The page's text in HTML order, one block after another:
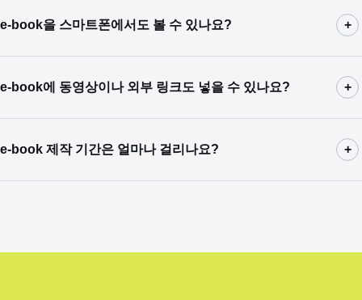
e-book을 스마트폰에서도 볼 수 있나요? +
있으며, 태블릿과 PC 화면에도 맞춰 반응형으로
e-book에 동영상이나 외부 링크도 넣을 수 있나요? +
연결할 수 있습니다. 자료와 배포 환경에 따라 적합한
e-book 제작 기간은 얼마나 걸리나요? +